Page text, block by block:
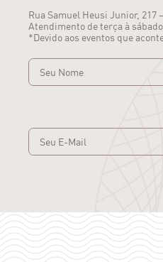
Rua Samuel Heusi Junior, 217
Atendimento de terça à
*Devido aos eventos que